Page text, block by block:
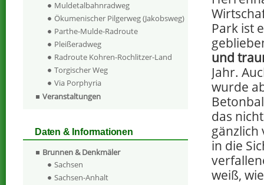
Park ist
und
Jahr.
wurde
das
gänzlich
in die
weiß,
Muldetalbahnradweg
Ökumenischer Pilgerweg (Jakobsweg)
Parthe-Mulde-Radroute
Pleißeradweg
Radroute Kohren-Rochlitzer-Land
Torgischer Weg
Via Porphyria
Veranstaltungen
Daten & Informationen
Brunnen & Denkmäler
Sachsen
Sachsen-Anhalt